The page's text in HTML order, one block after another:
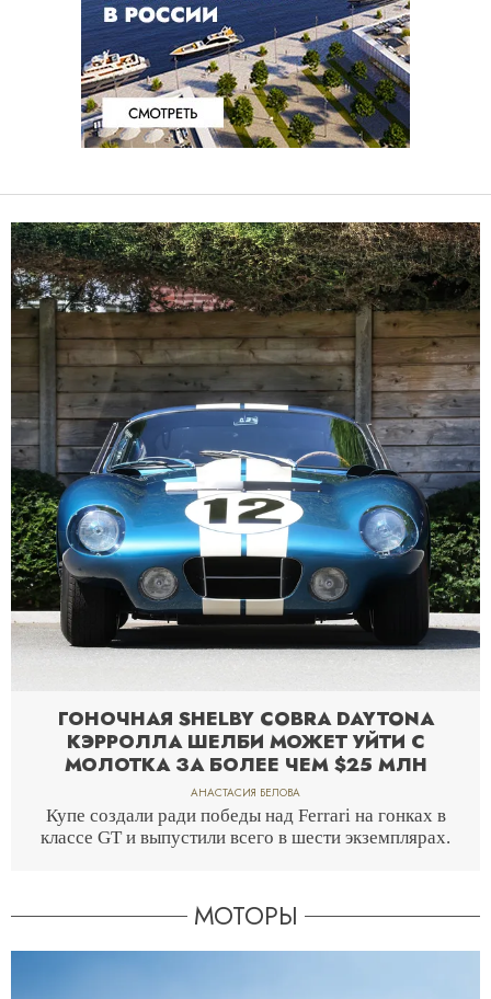
ГОНОЧНАЯ SHELBY COBRA DAYTONA
КЭРРОЛЛА ШЕЛБИ МОЖЕТ УЙТИ С
МОЛОТКА ЗА БОЛЕЕ ЧЕМ $25 МЛН
АНАСТАСИЯ БЕЛОВА
Купе создали ради победы над Ferrari на гонках в
классе GT и выпустили всего в шести экземплярах.
МОТОРЫ